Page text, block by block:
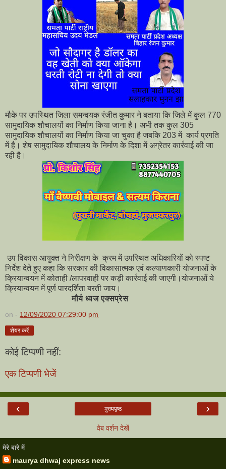
मौके पर उपस्थित जिला समन्वयक रंजीत कुमार ने बताया कि जिले में कुल 770
सामुदायिक शौचालयों का निर्माण किया जाना है। अभी तक कुल 305
सामुदायिक शौचालयों का निर्माण किया जा चुका है जबकि 203 में कार्य प्रगति
में है। शेष सामुदायिक शौचालय के निर्माण के दिशा में अग्रेतर कार्रवाई की जा
रही है।
उप विकास आयुक्त ने निरीक्षण के क्रम में उपस्थित अधिकारियों को स्पष्ट
निर्देश देते हुए कहा कि सरकार की विकासात्मक एवं कल्याणकारी योजनाओं के
क्रियान्वयन में कोताही /लापरवाही पर कड़ी कार्रवाई की जाएगी।योजनाओं ये
क्रियान्वयन में पूर्ण पारदर्शिता बरती जाय।
मौर्य ध्वज एक्सप्रेस
on - 12/09/2020 07:29:00 pm
शेयर करें
कोई टिप्पणी नहीं:
एक टिप्पणी भेजें
‹ ›
मुख्यपृष्ठ
वेब वर्शन देखें
मेरे बारे में
maurya dhwaj express news